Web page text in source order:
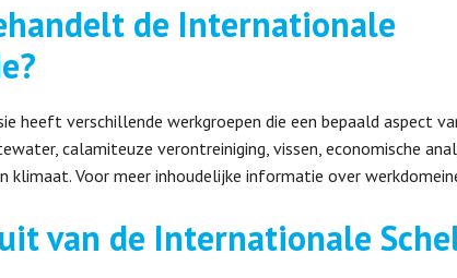
de Internationale
heeft verschillende werkgroepen die een bepaald aspect
calamiteuze verontreiniging, vissen, economische
klimaat. Voor meer inhoudelijke informatie over
van de Internationale